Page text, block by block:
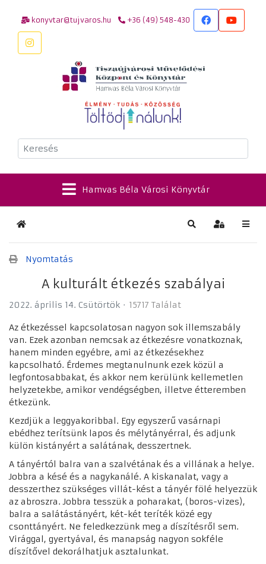
konyvtar@tujvaros.hu +36 (49) 548-430
Keresés
Hamvas Béla Városi Könyvtár
Kezdőlap Keresés
Nyomtatás
A kulturált étkezés szabályai
2022. április 14. Csütörtök 15717 Találat
Az étkezéssel kapcsolatosan nagyon sok illemszabály
van. Ezek azonban nemcsak az étkezésre vonatkoznak,
hanem minden egyébre, ami az étkezésekhez
kapcsolható. Érdemes megtanulnunk ezek közül a
legfontosabbakat, és akkor nem kerülünk kellemetlen
helyzetekbe, amikor vendégségben, illetve étteremben
étkezünk.
Kezdjük a leggyakoribbal. Egy egyszerű vasárnapi
ebédhez terítsünk lapos és mélytányérral, és adjunk
külön kistányért a salátának, desszertnek.
A tányértól balra van a szalvétának és a villának a helye.
Jobbra a késé és a nagykanálé. A kiskanalat, vagy a
desszerthez szükséges villát-kést a tányér fölé helyezzük
az abroszra. Jobbra tesszük a poharakat, (boros-vizes),
balra a salátástányért, két-két teríték közé egy
csonttányért. Ne feledkezzünk meg a díszítésről sem.
Virággal, gyertyával, és manapság nagyon sokféle
díszítővel dekorálhatjuk asztalunkat.